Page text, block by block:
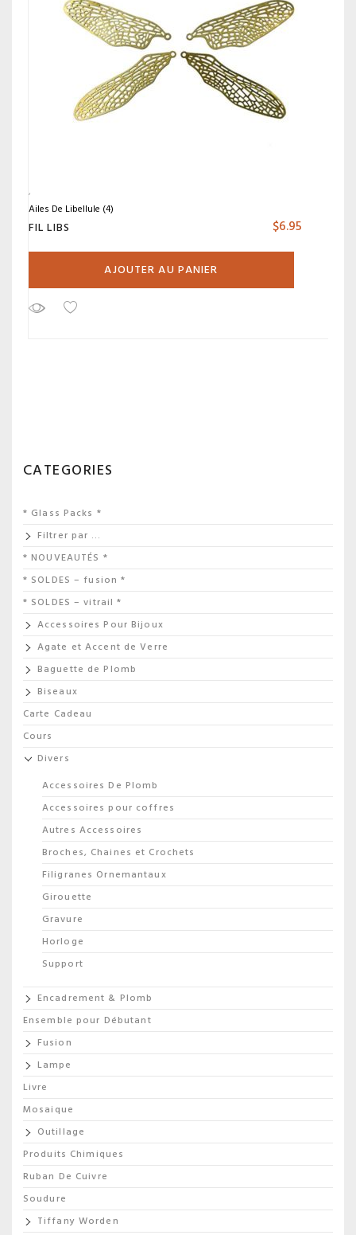
Ailes De Libellule (4)
FIL LIBS $6.95
AJOUTER AU PANIER
CATEGORIES
* Glass Packs *
Filtrer par …
* NOUVEAUTÉS *
* SOLDES – fusion *
* SOLDES – vitrail *
Accessoires Pour Bijoux
Agate et Accent de Verre
Baguette de Plomb
Biseaux
Carte Cadeau
Cours
Divers
Accessoires De Plomb
Accessoires pour coffres
Autres Accessoires
Broches, Chaines et Crochets
Filigranes Ornemantaux
Girouette
Gravure
Horloge
Support
Encadrement & Plomb
Ensemble pour Débutant
Fusion
Lampe
Livre
Mosaique
Outillage
Produits Chimiques
Ruban De Cuivre
Soudure
Tiffany Worden